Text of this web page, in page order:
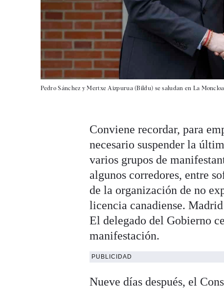
Pedro Sánchez y Mertxe Aizpurua (Bildu) se saludan en La
Conviene recordar, para
necesario suspender la
varios grupos de
algunos corredores, entre
de la organización de no
licencia canadiense.
El delegado del Gobierno
manifestación.
PUBLICIDAD
Nueve días después, el